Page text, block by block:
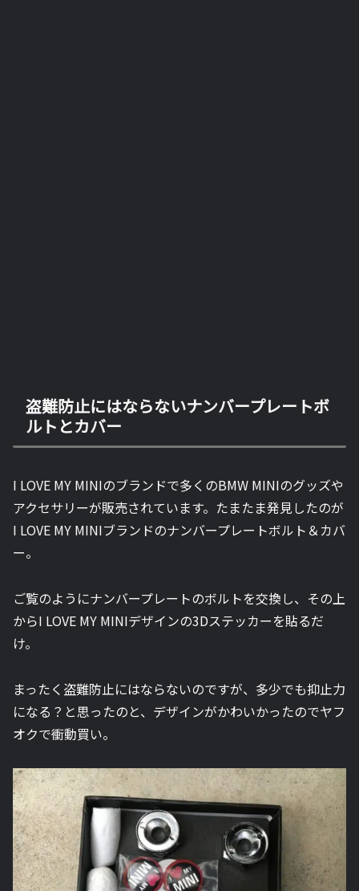
盗難防止にはならないナンバープレートボ
ルトとカバー
I LOVE MY MINIのブランドで多くのBMW MINIのグッズや
アクセサリーが販売されています。たまたま発見したのが
I LOVE MY MINIブランドのナンバープレートボルト＆カバ
ー。
ご覧のようにナンバープレートのボルトを交換し、その上
からI LOVE MY MINIデザインの3Dステッカーを貼るだ
け。
まったく盗難防止にはならないのですが、多少でも抑止力
になる？と思ったのと、デザインがかわいかったのでヤフ
オクで衝動買い。